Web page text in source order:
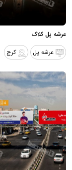
عرشه پل کلاک
عرشه پل
کرج